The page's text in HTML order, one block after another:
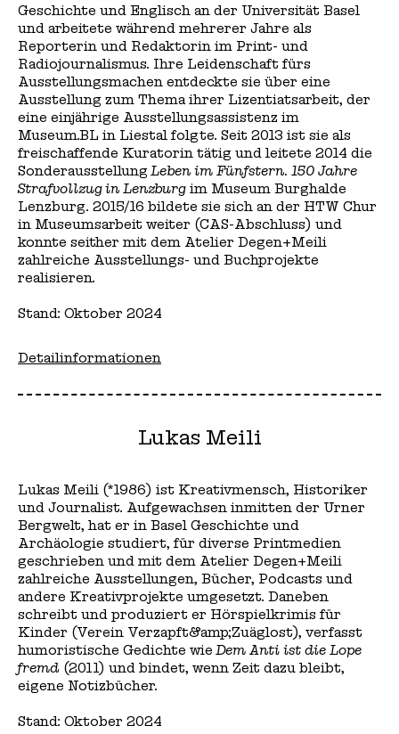
Geschichte und Englisch an der Universität Basel
und arbeitete während mehrerer Jahre als
Reporterin und Redaktorin im Print- und
Radiojournalismus. Ihre Leidenschaft fürs
Ausstellungsmachen entdeckte sie über eine
Ausstellung zum Thema ihrer Lizentiatsarbeit, der
eine einjährige Ausstellungsassistenz im
Museum.BL in Liestal folgte. Seit 2013 ist sie als
freischaffende Kuratorin tätig und leitete 2014 die
Sonderausstellung Leben im Fünfstern. 150 Jahre
Strafvollzug in Lenzburg im Museum Burghalde
Lenzburg. 2015/16 bildete sie sich an der HTW Chur
in Museumsarbeit weiter (CAS-Abschluss) und
konnte seither mit dem Atelier Degen+Meili
zahlreiche Ausstellungs- und Buchprojekte
realisieren.
Stand: Oktober 2024
Detailinformationen
Lukas Meili
Lukas Meili (*1986) ist Kreativmensch, Historiker
und Journalist. Aufgewachsen inmitten der Urner
Bergwelt, hat er in Basel Geschichte und
Archäologie studiert, für diverse Printmedien
geschrieben und mit dem Atelier Degen+Meili
zahlreiche Ausstellungen, Bücher, Podcasts und
andere Kreativprojekte umgesetzt. Daneben
schreibt und produziert er Hörspielkrimis für
Kinder (Verein Verzapft&amp;Zuäglost), verfasst
humoristische Gedichte wie Dem Anti ist die Lope
fremd (2011) und bindet, wenn Zeit dazu bleibt,
eigene Notizbücher.
Stand: Oktober 2024